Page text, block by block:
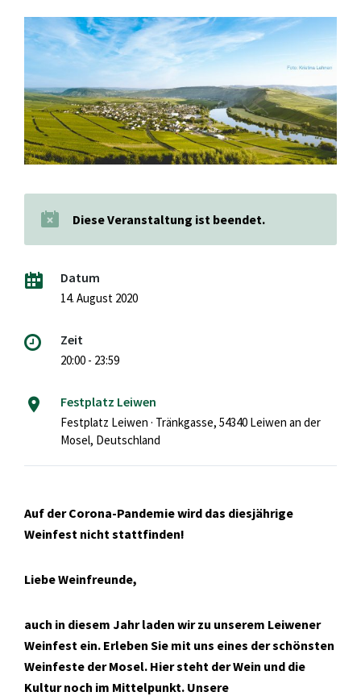
Diese Veranstaltung ist beendet.
Datum
14. August 2020
Zeit
20:00 - 23:59
Festplatz Leiwen
Festplatz Leiwen · Tränkgasse, 54340 Leiwen an der
Mosel, Deutschland
Auf der Corona-Pandemie wird das diesjährige
Weinfest nicht stattfinden!
Liebe Weinfreunde,
auch in diesem Jahr laden wir zu unserem Leiwener
Weinfest ein. Erleben Sie mit uns eines der schönsten
Weinfeste der Mosel. Hier steht der Wein und die
Kultur noch im Mittelpunkt. Unsere